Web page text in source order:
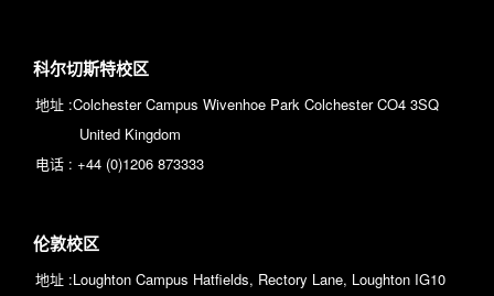
科尔切斯特校区
地址 :Colchester Campus Wivenhoe Park Colchester CO4 3SQ
United Kingdom
电话 : +44 (0)1206 873333
伦敦校区
地址 :Loughton Campus Hatfields, Rectory Lane, Loughton IG10